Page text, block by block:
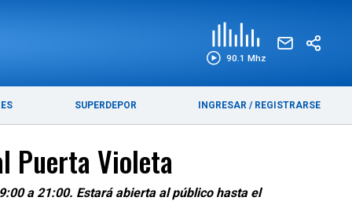
90.1 Mhz
SUPERDEPOR INGRESAR / REGISTRARSE
Puerta Violeta
a 21:00. Estará abierta al público hasta el